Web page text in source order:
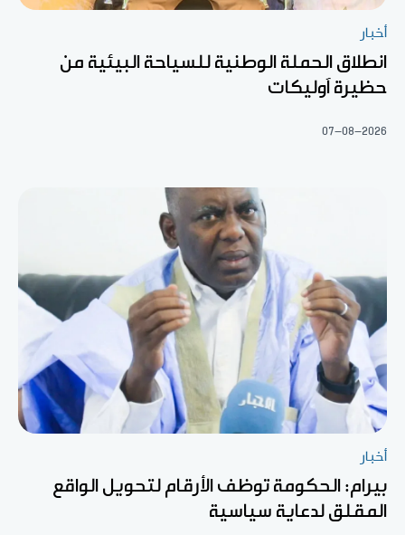
أخبار
انطلاق الحملة الوطنية للسياحة البيئية من
حظيرة آوليكات
07-08-2026
أخبار
بيرام: الحكومة توظف الأرقام لتحويل الواقع
المقلق لدعاية سياسية